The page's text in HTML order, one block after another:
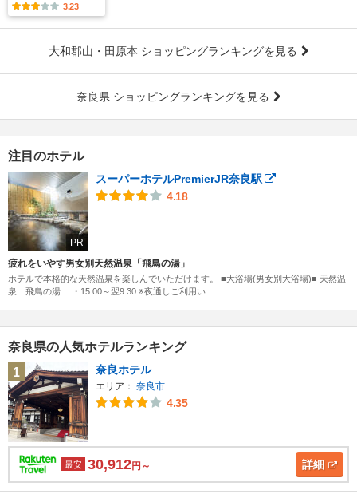
3.23
大和郡山・田原本 ショッピングランキングを見る
奈良県 ショッピングランキングを見る
注目のホテル
PR
スーパーホテルPremierJR奈良駅
4.18
疲れをいやす男女別天然温泉「飛鳥の湯」
ホテルで本格的な天然温泉を楽しんでいただけます。 ■大浴場(男女別大浴場)■ 天然温
泉 飛鳥の湯 ・15:00～翌9:30 ※夜通しご利用い...
奈良県の人気ホテルランキング
1
奈良ホテル
エリア： 奈良市
4.35
最安 30,912円～ 詳細